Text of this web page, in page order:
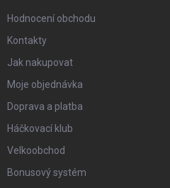
Hodnocení obchodu
Kontakty
Jak nakupovat
Moje objednávka
Doprava a platba
Háčkovací klub
Velkoobchod
Bonusový systém